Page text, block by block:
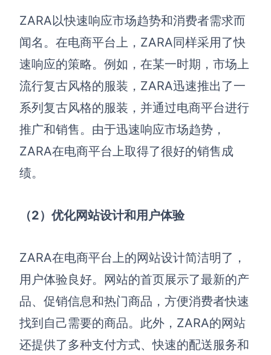
ZARA以快速响应市场趋势和消费者需求而
闻名。在电商平台上，ZARA同样采用了快
速响应的策略。例如，在某一时期，市场上
流行复古风格的服装，ZARA迅速推出了一
系列复古风格的服装，并通过电商平台进行
推广和销售。由于迅速响应市场趋势，
ZARA在电商平台上取得了很好的销售成
绩。
（2）优化网站设计和用户体验
ZARA在电商平台上的网站设计简洁明了，
用户体验良好。网站的首页展示了最新的产
品、促销信息和热门商品，方便消费者快速
找到自己需要的商品。此外，ZARA的网站
还提供了多种支付方式、快速的配送服务和